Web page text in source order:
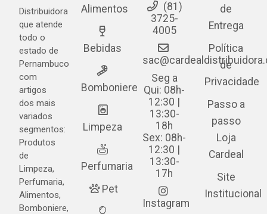
Distribuidora
que atende
todo o
estado de
Pernambuco
com
artigos
dos mais
variados
segmentos:
Produtos
de
Limpeza,
Perfumaria,
Alimentos,
Bomboniere,
Alimentos
Bebidas
Bomboniere
Limpeza
Perfumaria
Pet
(81)
3725-
4005
Seg a
Qui: 08h-
12:30 |
13:30-
18h
Sex: 08h-
12:30 |
13:30-
17h
Instagram
de
Entrega
Política
de
Privacidade
Passo a
passo
Loja
Cardeal
Site
Institucional